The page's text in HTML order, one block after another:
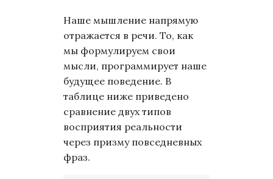
Наше мышление напрямую
отражается в речи. То, как
мы формулируем свои
мысли, программирует наше
будущее поведение. В
таблице ниже приведено
сравнение двух типов
восприятия реальности
через призму повседневных
фраз.